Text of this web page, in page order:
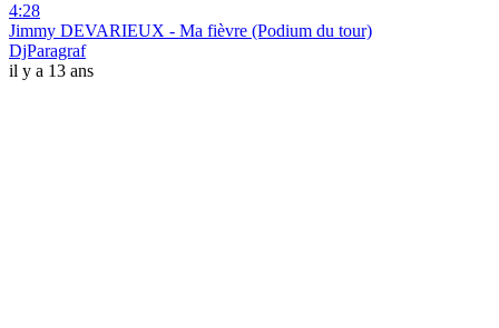
4:28
Jimmy DEVARIEUX - Ma fièvre (Podium du tour)
DjParagraf
il y a 13 ans